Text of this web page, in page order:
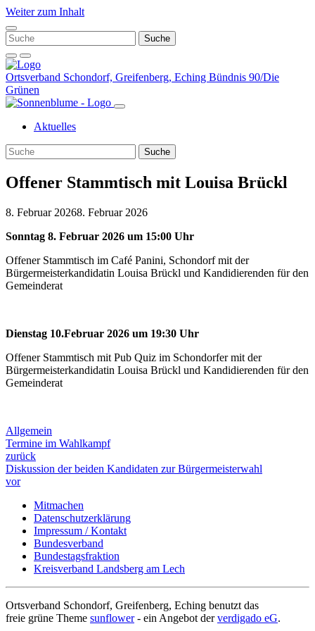
Weiter zum Inhalt
Ortsverband Schondorf, Greifenberg, Eching Bündnis 90/Die
Grünen
Aktuelles
Offener Stammtisch mit Louisa Brückl
8. Februar 20268. Februar 2026
Sonntag 8. Februar 2026 um 15:00 Uhr
Offener Stammtisch im Café Panini, Schondorf mit der
Bürgermeisterkandidatin Louisa Brückl und Kandidierenden für den
Gemeinderat
Dienstag 10.Februar 2026 um 19:30 Uhr
Offener Stammtisch mit Pub Quiz im Schondorfer mit der
Bürgermeisterkandidatin Louisa Brückl und Kandidierenden für den
Gemeinderat
Allgemein
Termine im Wahlkampf
zurück
Diskussion der beiden Kandidaten zur Bürgermeisterwahl
vor
Mitmachen
Datenschutzerklärung
Impressum / Kontakt
Bundesverband
Bundestagsfraktion
Kreisverband Landsberg am Lech
Ortsverband Schondorf, Greifenberg, Eching benutzt das
freie grüne Theme sunflower‐ ein Angebot derverdigado eG.